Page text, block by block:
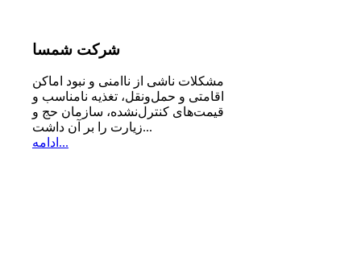
شرکت شمسا
مشكلات ناشی از ناامنی و نبود اماكن
اقامتی و حمل‌ونقل، تغذیه‌ نامناسب و
قیمت‌های كنترل‌نشده، سازمان حج و
زیارت را بر آن داشت...
ادامه...